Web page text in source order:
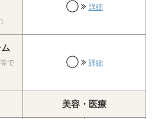
◯ 詳細
で
◯ 詳細
美容・医療